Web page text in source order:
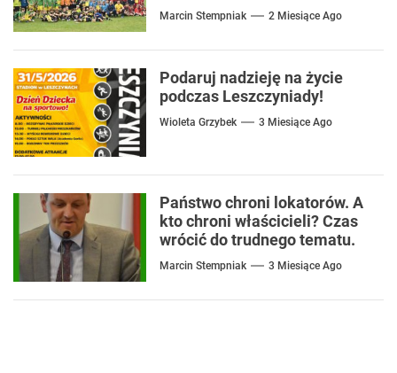
Marcin Stempniak 2 Miesiące Ago
Podaruj nadzieję na życie
podczas Leszczyniady!
Wioleta Grzybek 3 Miesiące Ago
Państwo chroni lokatorów. A
kto chroni właścicieli? Czas
wrócić do trudnego tematu.
Marcin Stempniak 3 Miesiące Ago